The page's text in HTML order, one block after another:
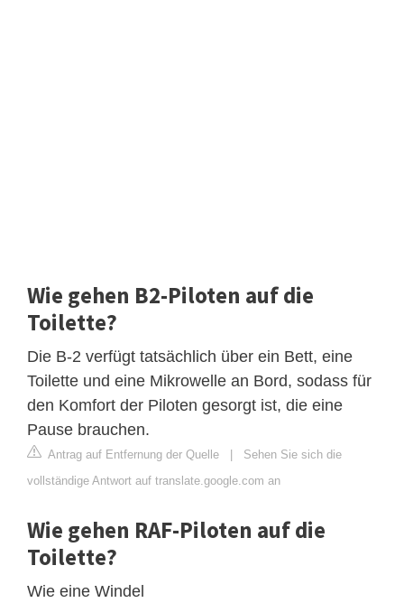
Wie gehen B2-Piloten auf die
Toilette?
Die B-2 verfügt tatsächlich über ein Bett, eine
Toilette und eine Mikrowelle an Bord, sodass für
den Komfort der Piloten gesorgt ist, die eine
Pause brauchen.
Antrag auf Entfernung der Quelle | Sehen Sie sich die
vollständige Antwort auf translate.google.com an
Wie gehen RAF-Piloten auf die
Toilette?
Wie eine Windel